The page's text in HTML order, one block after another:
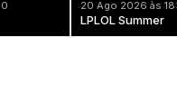
20 Ago 2026 às
LPLOL Summer